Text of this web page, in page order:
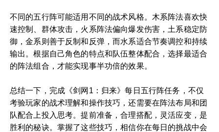
不同的五行阵可能适用不同的战术风格。木系阵法喜欢快
速控制、群体攻击，火系阵法偏向爆发伤害，土系稳定防
御，金系则善于反制和反弹，而水系适合节奏调控和持续
输出。根据自己角色的特点和队伍整体配合，选择最适合
的阵法组合，才能实现事半功倍的效果。
总结一下，完成《剑网1：归来》每日五行阵任务，不仅
考验玩家的战术理解和操作技巧，还需要在阵法布局和团
队配合上投入思考。提前准备，合理搭配，灵活应变，是
胜利的秘诀。掌握了这些技巧，相信你在每日的挑战中会